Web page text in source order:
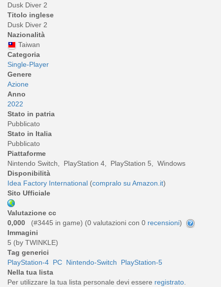
Dusk Diver 2
Titolo inglese
Dusk Diver 2
Nazionalità
Taiwan
Categoria
Single-Player
Genere
Azione
Anno
2022
Stato in patria
Pubblicato
Stato in Italia
Pubblicato
Piattaforme
Nintendo Switch, PlayStation 4, PlayStation 5, Windows
Disponibilità
Idea Factory International (compralo su Amazon.it)
Sito Ufficiale
Valutazione cc
0,000
(#3445 in game) (0 valutazioni con 0 recensioni)
Immagini
5 (by TWINKLE)
Tag generici
PlayStation-4 PC Nintendo-Switch
PlayStation-5
Nella tua lista
Per utilizzare la tua lista personale devi essere registrato.